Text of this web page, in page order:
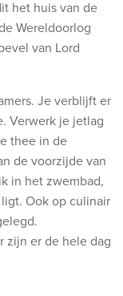
het huis van de
Wereldoorlog
van Lord
Je verblijft er
Verwerk je jetlag
thee in de
de voorzijde van
in het zwembad,
Ook op culinair
zijn er de hele dag